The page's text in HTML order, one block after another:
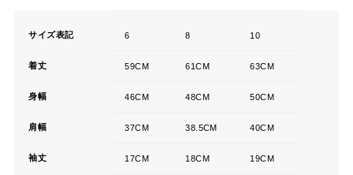
サイズ表記 6 8 10
着丈 59CM 61CM 63CM
身幅 46CM 48CM 50CM
肩幅 37CM 38.5CM 40CM
袖丈 17CM 18CM 19CM